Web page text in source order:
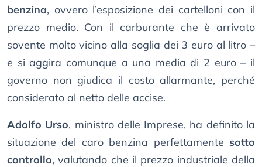
benzina, ovvero l’esposizione dei cartelloni con il
prezzo medio. Con il carburante che è arrivato
sovente molto vicino alla soglia dei 3 euro al litro –
e si aggira comunque a una media di 2 euro – il
governo non giudica il costo allarmante, perché
considerato al netto delle accise.
Adolfo Urso, ministro delle Imprese, ha definito la
situazione del caro benzina perfettamente sotto
controllo, valutando che il prezzo industriale della